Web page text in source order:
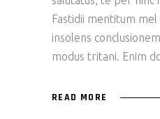
Fastidii mentitum
insolens
modus tritani. Enim
READ MORE